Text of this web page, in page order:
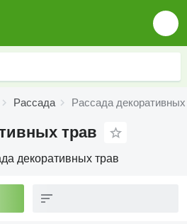
Рассада Рассада декоративных
трав
декоративных трав